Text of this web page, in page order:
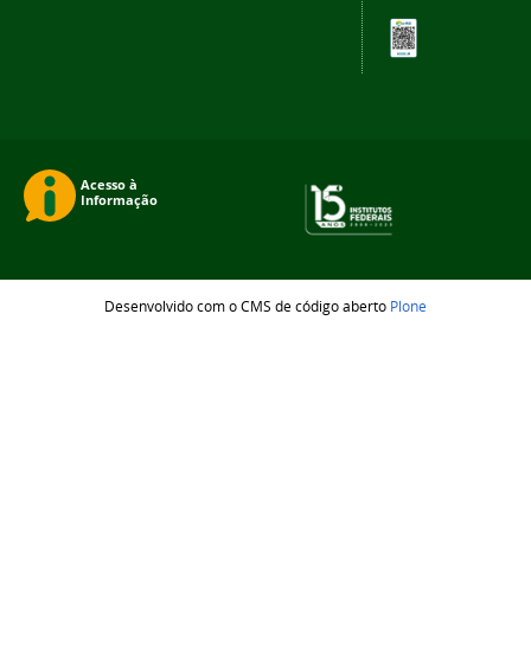
Desenvolvido com o CMS de código aberto Plone